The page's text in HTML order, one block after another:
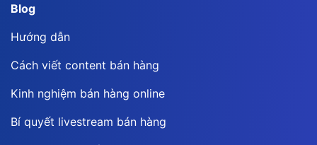
Blog
Hướng dẫn
Cách viết content bán hàng
Kinh nghiệm bán hàng online
Bí quyết livestream bán hàng